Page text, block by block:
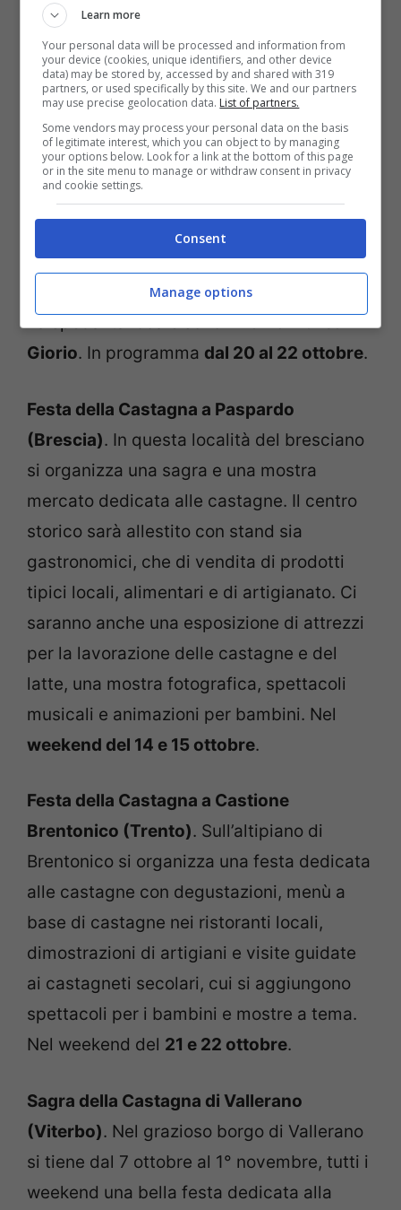
gustare tipici piatti locali di stagione. Da
non perdere gli spiedini di castagne.
Festa Del Marrone a San Giorgio di Susa
(Torino). Evento con stand gastronomici e
degustazioni, ma con una parte dedicata
anche all’arte e alla cultura, con mostre di
pittura e visite agli affreschi della Cappella
del Conte. Si terranno anche esibizioni
degli antichi mestieri e spettacoli musicali.
La spedalità locale sono iMarroni di San
Giorio. In programma dal 20 al 22 ottobre.
Festa della Castagna a Paspardo
(Brescia). In questa località del bresciano
si organizza una sagra e una mostra
mercato dedicata alle castagne. Il centro
storico sarà allestito con stand sia
gastronomici, che di vendita di prodotti
tipici locali, alimentari e di artigianato. Ci
saranno anche una esposizione di attrezzi
per la lavorazione delle castagne e del
latte, una mostra fotografica, spettacoli
musicali e animazioni per bambini. Nel
weekend del 14 e 15 ottobre.
Festa della Castagna a Castione
Brentonico (Trento). Sull’altipiano di
Brentonico si organizza una festa dedicata
alle castagne con degustazioni, menù a
base di castagne nei ristoranti locali,
dimostrazioni di artigiani e visite guidate
ai castagneti secolari, cui si aggiungono
spettacoli per i bambini e mostre a tema.
Nel weekend del 21 e 22 ottobre.
Sagra della Castagna di Vallerano
(Viterbo). Nel grazioso borgo di Vallerano
si tiene dal 7 ottobre al 1° novembre, tutti i
weekend una bella festa dedicata alla
Learn more
Your personal data will be processed and information from
your device (cookies, unique identifiers, and other device
data) may be stored by, accessed by and shared with 319
partners, or used specifically by this site. We and our partners
may use precise geolocation data. List of partners.
Some vendors may process your personal data on the basis
of legitimate interest, which you can object to by managing
your options below. Look for a link at the bottom of this page
or in the site menu to manage or withdraw consent in privacy
and cookie settings.
Consent
Manage options